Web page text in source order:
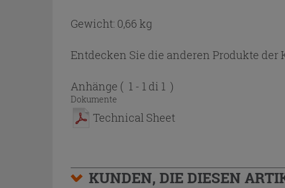
Gewicht: 0,66 kg
Entdecken Sie die anderen Produkte der
Anhänge ( 1 - 1 di 1 )
Dokumente
Technical Sheet
KUNDEN, DIE DIESEN